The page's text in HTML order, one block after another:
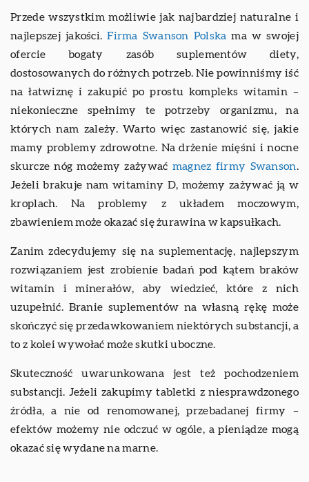
Przede wszystkim możliwie jak najbardziej naturalne i
najlepszej jakości.Firma Swanson Polska ma w swojej
ofercie bogaty zasób suplementów diety,
dostosowanych do różnych potrzeb. Nie powinniśmy iść
na łatwiznę i zakupić po prostu kompleks witamin –
niekonieczne spełnimy te potrzeby organizmu, na
których nam zależy. Warto więc zastanowić się, jakie
mamy problemy zdrowotne. Na drżenie mięśni i nocne
skurcze nóg możemy zażywać magnez firmy Swanson.
Jeżeli brakuje nam witaminy D, możemy zażywać ją w
kroplach. Na problemy z układem moczowym,
zbawieniem może okazać się żurawina w kapsułkach.
Zanim zdecydujemy się na suplementację, najlepszym
rozwiązaniem jest zrobienie badań pod kątem braków
witamin i minerałów, aby wiedzieć, które z nich
uzupełnić. Branie suplementów na własną rękę może
skończyć się przedawkowaniem niektórych substancji, a
to z kolei wywołać może skutki uboczne.
Skuteczność uwarunkowana jest też pochodzeniem
substancji. Jeżeli zakupimy tabletki z niesprawdzonego
źródła, a nie od renomowanej, przebadanej firmy –
efektów możemy nie odczuć w ogóle, a pieniądze mogą
okazać się wydane na marne.